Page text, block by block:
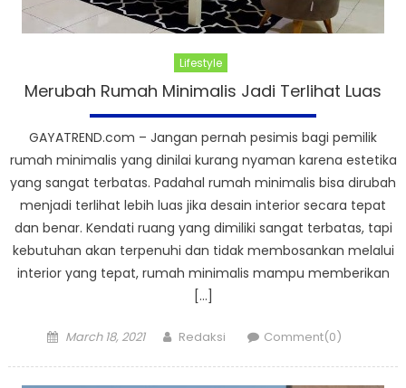
Lifestyle
Merubah Rumah Minimalis Jadi Terlihat Luas
GAYATREND.com – Jangan pernah pesimis bagi pemilik
rumah minimalis yang dinilai kurang nyaman karena estetika
yang sangat terbatas. Padahal rumah minimalis bisa dirubah
menjadi terlihat lebih luas jika desain interior secara tepat
dan benar. Kendati ruang yang dimiliki sangat terbatas, tapi
kebutuhan akan terpenuhi dan tidak membosankan melalui
interior yang tepat, rumah minimalis mampu memberikan
[…]
Posted
March 18, 2021 Author
Redaksi Comment(0)